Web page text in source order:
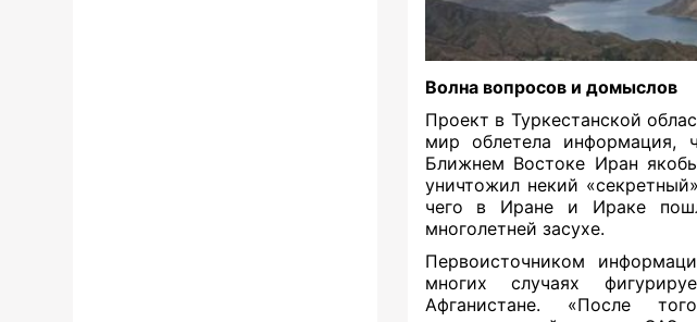
Волна вопросов и домыслов
Проект в Туркестанской
мир облетела информация,
Ближнем Востоке Иран
уничтожил некий
чего в Иране и Ираке
многолетней засухе.
Первоисточником
многих случаях
Афганистане. «После